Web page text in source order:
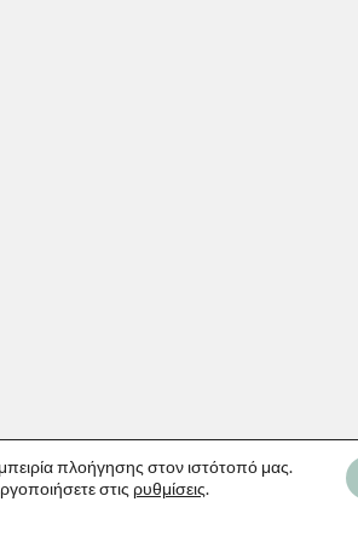
πλοήγησης στον ιστότοπό μας.
στις ρυθμίσεις.